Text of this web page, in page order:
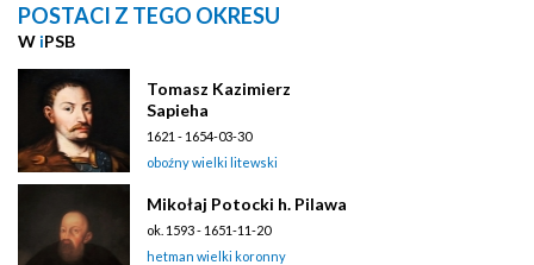
POSTACI Z TEGO OKRESU
W iPSB
Tomasz Kazimierz
Sapieha
1621 - 1654-03-30
oboźny wielki litewski
Mikołaj Potocki h. Pilawa
ok. 1593 - 1651-11-20
hetman wielki koronny